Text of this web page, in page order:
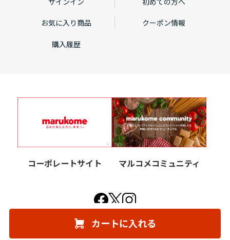
カートに入れる
お気に入り商品 クーポン情報
購入履歴
コーポレートサイト マルコメコミュニティ
© marukome Co.,Ltd. All Rights Reserved.